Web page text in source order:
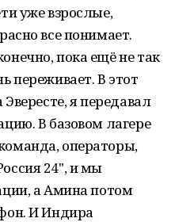
уже взрослые,
все понимает.
пока ещё не так
переживает. В этот
я передавал
В базовом лагере
операторы,
24", и мы
а Амина потом
И Индира